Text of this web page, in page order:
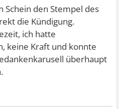
Schein den Stempel des
die Kündigung.
ich hatte
keine Kraft und konnte
überhaupt